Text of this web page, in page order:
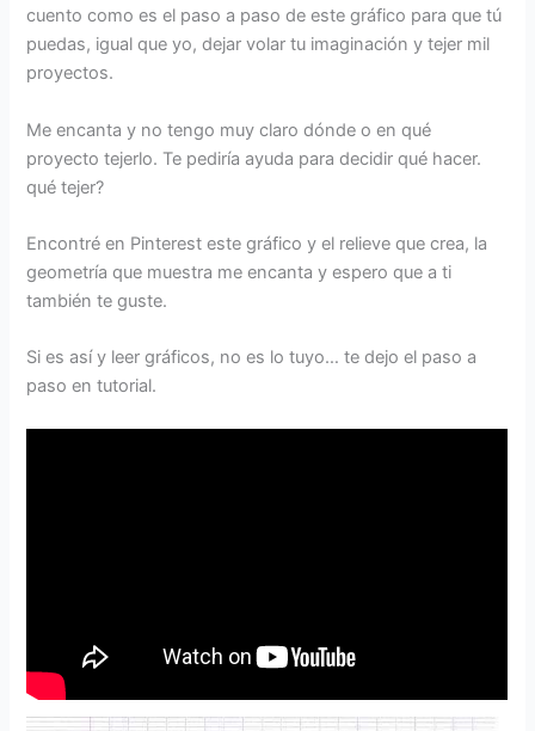
cuento como es el paso a paso de este gráfico para que tú
puedas, igual que yo, dejar volar tu imaginación y tejer mil
proyectos.
Me encanta y no tengo muy claro dónde o en qué
proyecto tejerlo. Te pediría ayuda para decidir qué hacer.
qué tejer?
Encontré en Pinterest este gráfico y el relieve que crea, la
geometría que muestra me encanta y espero que a ti
también te guste.
Si es así y leer gráficos, no es lo tuyo… te dejo el paso a
paso en tutorial.